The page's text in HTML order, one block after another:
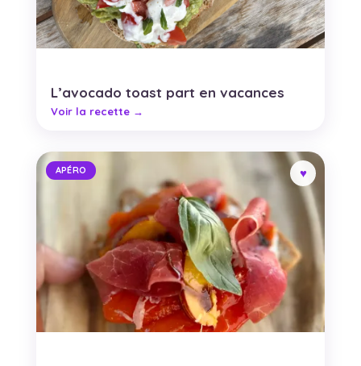
L’avocado toast part en vacances
APÉRO